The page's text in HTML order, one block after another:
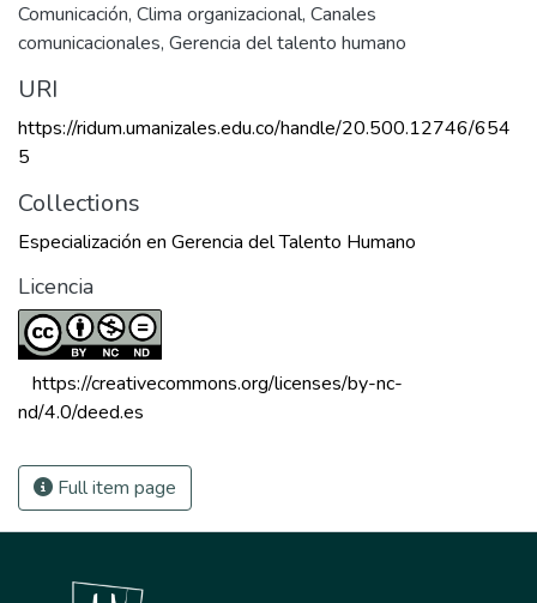
Comunicación, Clima organizacional, Canales
comunicacionales, Gerencia del talento humano
URI
https://ridum.umanizales.edu.co/handle/20.500.12746/654
5
Collections
Especialización en Gerencia del Talento Humano
Licencia
https://creativecommons.org/licenses/by-nc-
nd/4.0/deed.es
Full item page